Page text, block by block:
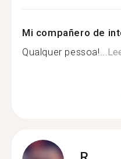
Mi compañero de
Qualquer pessoa!...